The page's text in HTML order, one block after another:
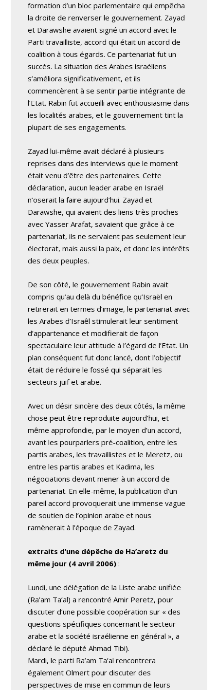
formation d’un bloc parlementaire qui empêcha
la droite de renverser le gouvernement. Zayad
et Darawshe avaient signé un accord avec le
Parti travailliste, accord qui était un accord de
coalition à tous égards. Ce partenariat fut un
succès. La situation des Arabes israéliens
s’améliora significativement, et ils
commencèrent à se sentir partie intégrante de
l’Etat. Rabin fut accueilli avec enthousiasme dans
les localités arabes, et le gouvernement tint la
plupart de ses engagements.
Zayad lui-même avait déclaré à plusieurs
reprises dans des interviews que le moment
était venu d’être des partenaires. Cette
déclaration, aucun leader arabe en Israël
n’oserait la faire aujourd’hui. Zayad et
Darawshe, qui avaient des liens très proches
avec Yasser Arafat, savaient que grâce à ce
partenariat, ils ne servaient pas seulement leur
électorat, mais aussi la paix, et donc les intérêts
des deux peuples.
De son côté, le gouvernement Rabin avait
compris qu’au delà du bénéfice qu’Israël en
retirerait en termes d’image, le partenariat avec
les Arabes d’Israêl stimulerait leur sentiment
d’appartenance et modifierait de façon
spectaculaire leur attitude à l’égard de l’Etat. Un
plan conséquent fut donc lancé, dont l’objectif
était de réduire le fossé qui séparait les
secteurs juif et arabe.
Avec un désir sincère des deux côtés, la même
chose peut être reproduite aujourd’hui, et
même approfondie, par le moyen d’un accord,
avant les pourparlers pré-coalition, entre les
partis arabes, les travaillistes et le Meretz, ou
entre les partis arabes et Kadima, les
négociations devant mener à un accord de
partenariat. En elle-même, la publication d’un
pareil accord provoquerait une immense vague
de soutien de l’opinion arabe et nous
ramènerait à l’époque de Zayad.
extraits d’une dépêche de Ha’aretz du
même jour (4 avril 2006) :
Lundi, une délégation de la Liste arabe unifiée
(Ra’am Ta’al) a rencontré Amir Peretz, pour
discuter d’une possible coopération sur « des
questions spécifiques concernant le secteur
arabe et la société israélienne en général », a
déclaré le député Ahmad Tibi).
Mardi, le parti Ra’am Ta’al rencontrera
également Olmert pour discuter des
perspectives de mise en commun de leurs